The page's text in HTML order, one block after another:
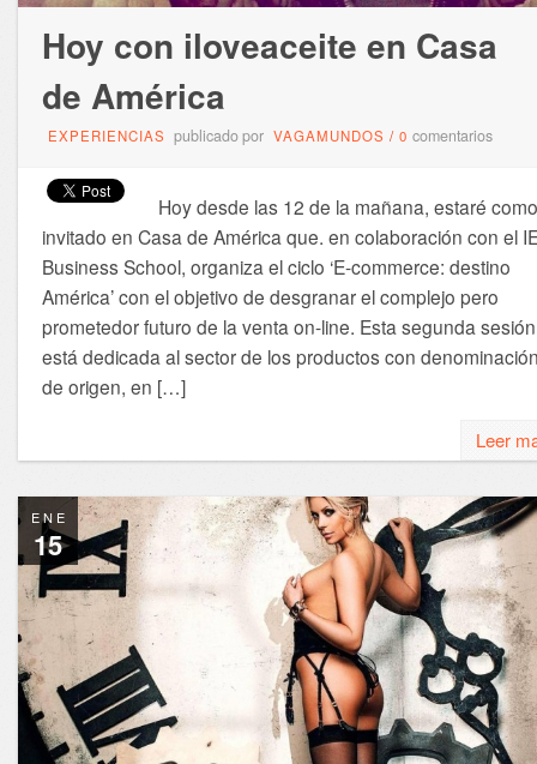
Hoy con iloveaceite en Casa
de América
EXPERIENCIAS publicado por VAGAMUNDOS / 0 comentarios
Hoy desde las 12 de la mañana, estaré como
invitado en Casa de América que. en colaboración con el
Business School, organiza el ciclo ‘E-commerce: destino
América’ con el objetivo de desgranar el complejo pero
prometedor futuro de la venta on-line. Esta segunda sesión
está dedicada al sector de los productos con
de origen, en […]
Leer
ENE
15